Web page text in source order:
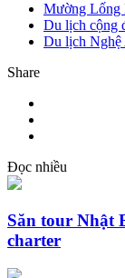
Mường Lống
Du lịch cộng
Du lịch Nghệ
Share
Đọc nhiều
Săn tour Nhật
charter